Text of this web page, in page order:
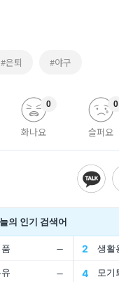
#은퇴 #야구
화나요
0
슬퍼요
0